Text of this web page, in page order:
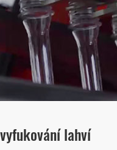
lahví